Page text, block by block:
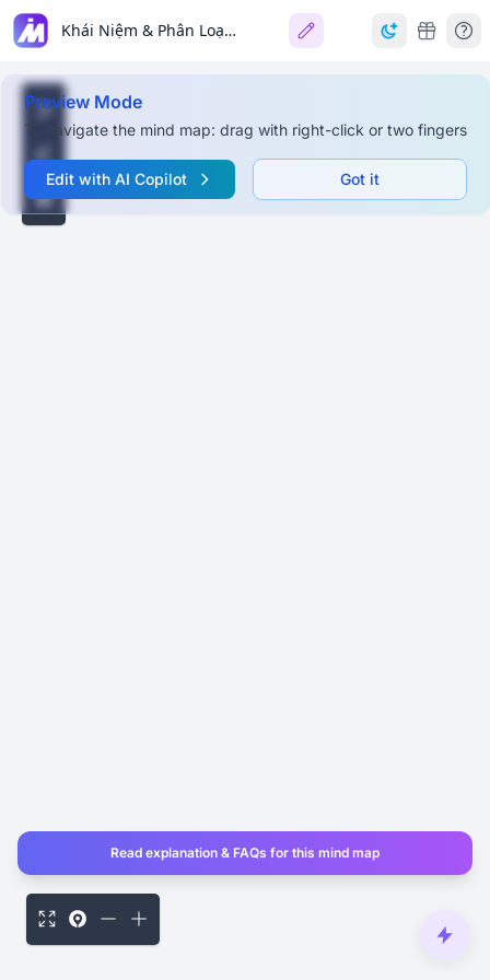
Khái Niệm & Phân Loại Truyện Văn Học
Preview Mode
To navigate the mind map: drag with right-click or two fingers
Edit with AI Copilot Got it
Read explanation & FAQs for this mind map